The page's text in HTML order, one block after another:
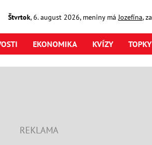
Štvrtok,6. august2026, meniny má Jozefína,
EKONOMIKA KVÍZY